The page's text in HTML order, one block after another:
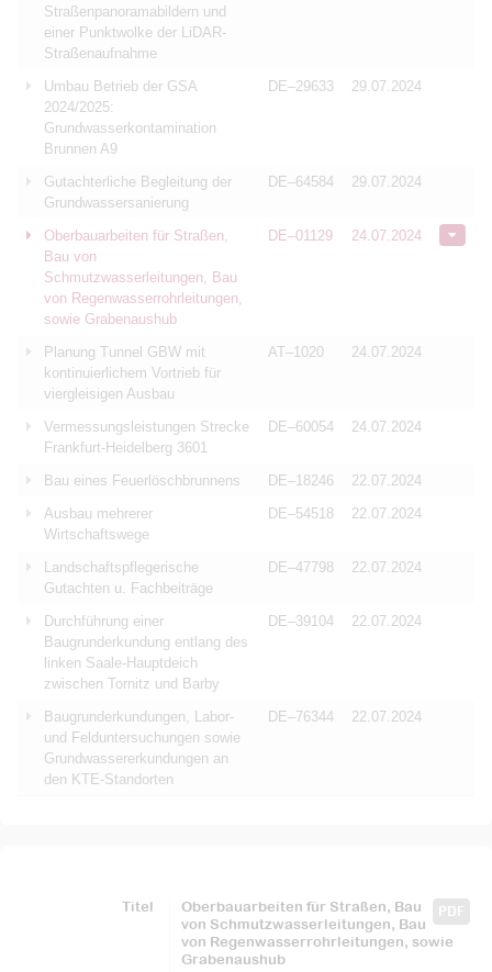
Straßenpanoramabildern und
einer Punktwolke der LiDAR-
Straßenaufnahme
Umbau Betrieb der GSA
2024/2025:
Grundwasserkontamination
Brunnen A9
DE–29633 29.07.2024
Gutachterliche Begleitung der
Grundwassersanierung
DE–64584 29.07.2024
Oberbauarbeiten für Straßen,
Bau von
Schmutzwasserleitungen, Bau
von Regenwasserrohrleitungen,
sowie Grabenaushub
DE–01129 24.07.2024
Planung Tunnel GBW mit
kontinuierlichem Vortrieb für
viergleisigen Ausbau
AT–1020 24.07.2024
Vermessungsleistungen Strecke
Frankfurt-Heidelberg 3601
DE–60054 24.07.2024
Bau eines Feuerlöschbrunnens DE–18246
22.07.2024
Ausbau mehrerer
Wirtschaftswege
DE–54518 22.07.2024
Landschaftspflegerische
Gutachten u. Fachbeiträge
DE–47798 22.07.2024
Durchführung einer
Baugrunderkundung entlang des
linken Saale-Hauptdeich
zwischen Tornitz und Barby
DE–39104 22.07.2024
Baugrunderkundungen, Labor-
und Felduntersuchungen sowie
Grundwassererkundungen an
den KTE-Standorten
DE–76344 22.07.2024
Titel PDF
Oberbauarbeiten für Straßen, Bau
von Schmutzwasserleitungen, Bau
von Regenwasserrohrleitungen, sowie
Grabenaushub